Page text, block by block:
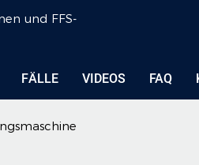
und FFS-
FÄLLE VIDEOS FAQ